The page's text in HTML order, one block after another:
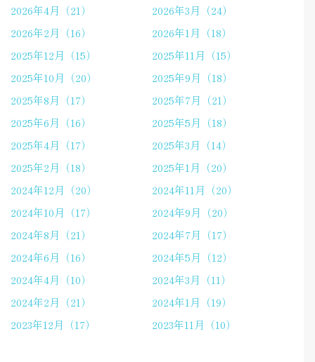
2026年4月（21）
2026年3月（24）
2026年2月（16）
2026年1月（18）
2025年12月（15）
2025年11月（15）
2025年10月（20）
2025年9月（18）
2025年8月（17）
2025年7月（21）
2025年6月（16）
2025年5月（18）
2025年4月（17）
2025年3月（14）
2025年2月（18）
2025年1月（20）
2024年12月（20）
2024年11月（20）
2024年10月（17）
2024年9月（20）
2024年8月（21）
2024年7月（17）
2024年6月（16）
2024年5月（12）
2024年4月（10）
2024年3月（11）
2024年2月（21）
2024年1月（19）
2023年12月（17）
2023年11月（10）